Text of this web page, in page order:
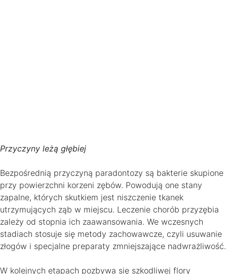
Przyczyny leżą głębiej
Bezpośrednią przyczyną paradontozy są bakterie skupione
przy powierzchni korzeni zębów. Powodują one stany
zapalne, których skutkiem jest niszczenie tkanek
utrzymujących ząb w miejscu. Leczenie chorób przyzębia
zależy od stopnia ich zaawansowania. We wczesnych
stadiach stosuje się metody zachowawcze, czyli usuwanie
złogów i specjalne preparaty zmniejszające nadwrażliwość.
W kolejnych etapach pozbywa się szkodliwej flory